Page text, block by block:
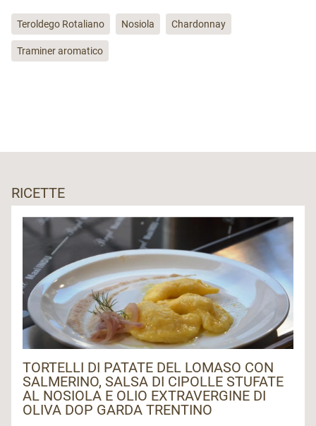
Teroldego Rotaliano Nosiola Chardonnay
Traminer aromatico
RICETTE
TORTELLI DI PATATE DEL LOMASO CON
SALMERINO, SALSA DI CIPOLLE STUFATE
AL NOSIOLA E OLIO EXTRAVERGINE DI
OLIVA DOP GARDA TRENTINO